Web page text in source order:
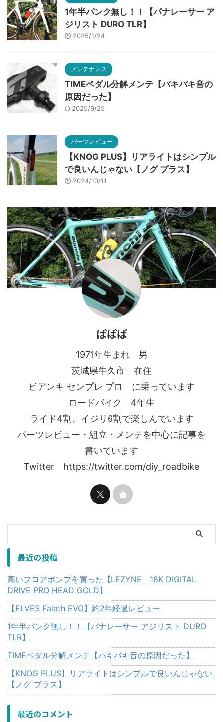
1年半パンク無し！！【パナレーサー ア
ジリスト DURO TLR】
2025/1/24
メンテナンス
TIMEペダル分解メンテ【パキパキ音の
原因だった】
2025/9/25
パーツレビュー
【KNOG PLUS】リアライトはシンプル
で良いんじゃない【ノグ プラス】
2024/10/11
ぱぱぱ
1971年生まれ 男
茨城県牛久市 在住
ビアンキ センプレ プロ に乗っています
ロードバイク 4年生
ライド4割、イジリ6割で楽しんでいます
パーツレビュー・組立・メンテを中心に記事を
書いています
Twitter https://twitter.com/diy_roadbike
最近の投稿
高いフロアポンプを買った【LEZYNE 18K DIGITAL
DRIVE PRO HEAD GOLD】
【ELVES Falath EVO】約2年経過レビュー
1年半パンク無し！！【パナレーサー アジリスト DURO
TLR】
TIMEペダル分解メンテ【パキパキ音の原因だった】
【KNOG PLUS】リアライトはシンプルで良いんじゃない
【ノグ プラス】
最近のコメント